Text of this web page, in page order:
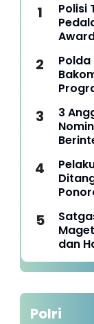
Polisi
3
dan
Polri